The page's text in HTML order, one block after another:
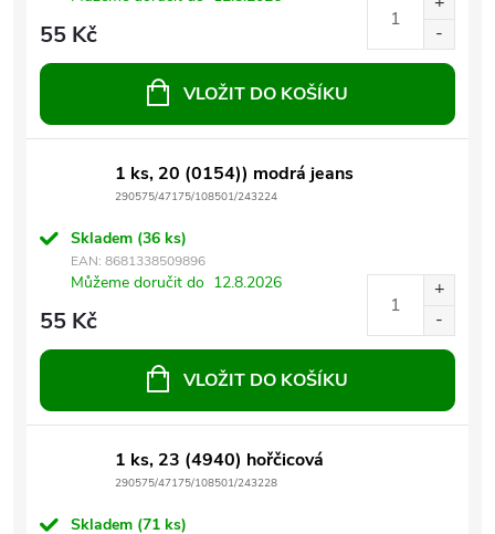
55 Kč
VLOŽIT DO KOŠÍKU
1 ks, 20 (0154)) modrá jeans
290575/47175/108501/243224
Skladem (36 ks)
EAN: 8681338509896
Můžeme doručit do 12.8.2026
55 Kč
VLOŽIT DO KOŠÍKU
1 ks, 23 (4940) hořčicová
290575/47175/108501/243228
Skladem (71 ks)